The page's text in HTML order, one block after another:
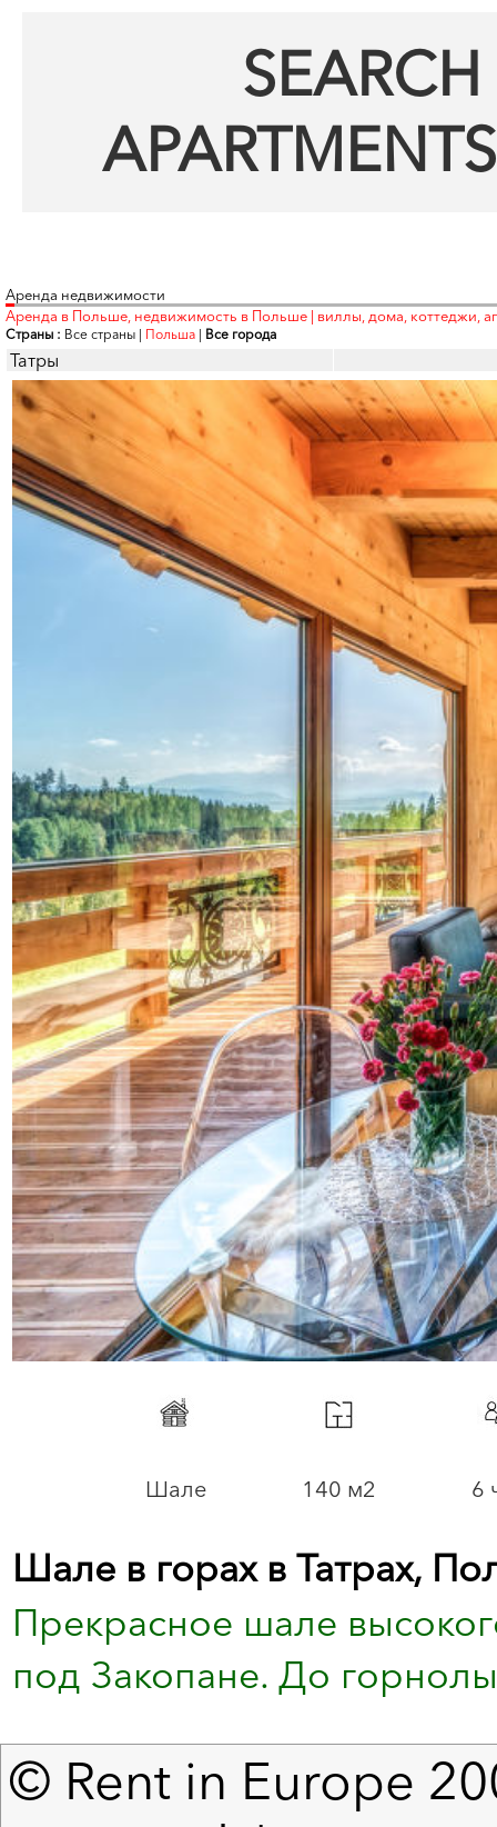
Аренда недвижимости
Аренда в Польше, недвижимость в Польше | виллы, дома, коттеджи,
Страны : Все страны | Польша | Все города
Татры
Шале 140 м2 6
Шале в горах в Татрах,
Прекрасное шале
под Закопане. До
© Rent in Europe